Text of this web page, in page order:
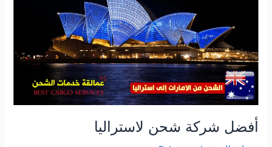
أفضل شركة شحن لاستراليا